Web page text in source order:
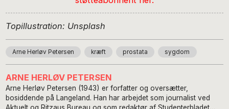
Topillustration: Unsplash
Arne Herløv Petersen kræft prostata sygdom
ARNE HERLØV PETERSEN
Arne Herløv Petersen (1943) er forfatter og oversætter,
bosiddende på Langeland. Han har arbejdet som journalist ved